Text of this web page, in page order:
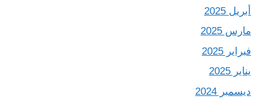
أبريل 2025
مارس 2025
فبراير 2025
يناير 2025
ديسمبر 2024